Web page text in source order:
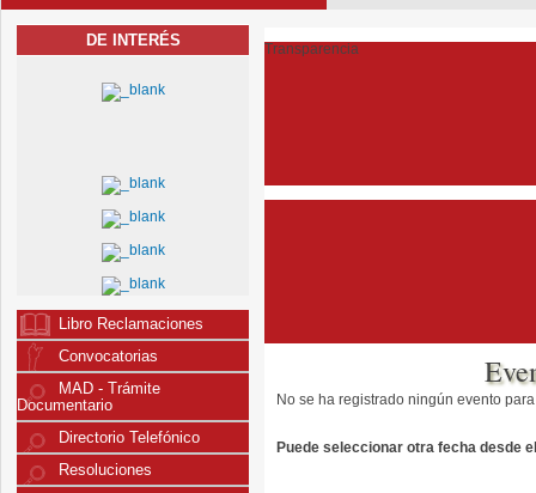
DE INTERÉS
Libro Reclamaciones
Convocatorias
MAD - Trámite
Documentario
Directorio Telefónico
Resoluciones
Transparencia
No se ha registrado ningún evento
Puede seleccionar otra fecha desde